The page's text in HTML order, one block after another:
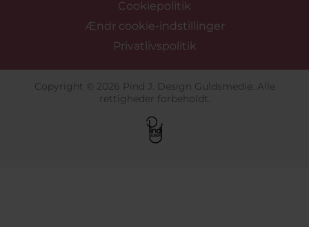
Cookiepolitik
Ændr cookie-indstillinger
Privatlivspolitik
Copyright © 2026 Pind J. Design Guldsmedie. Alle
rettigheder forbeholdt.